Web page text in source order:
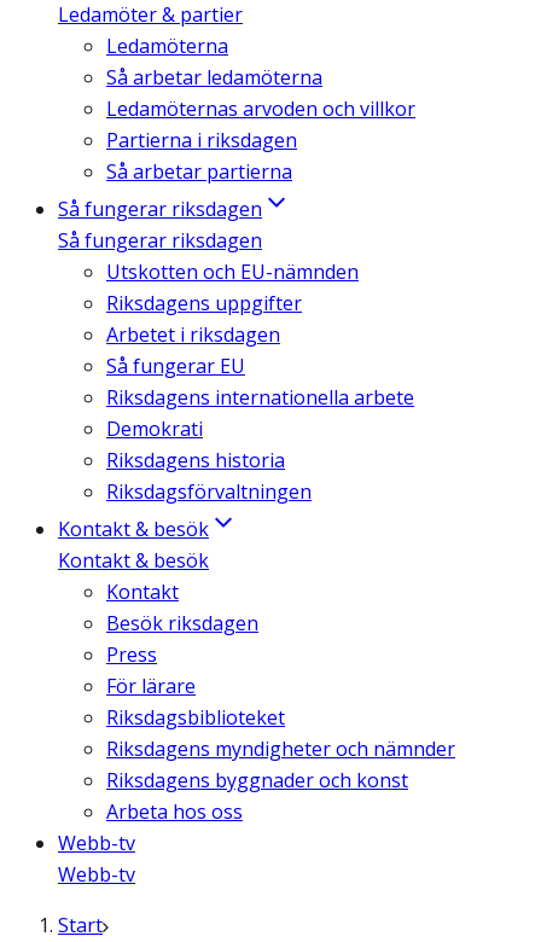
Ledamöter & partier
Ledamöterna
Så arbetar ledamöterna
Ledamöternas arvoden och villkor
Partierna i riksdagen
Så arbetar partierna
Så fungerar riksdagen
Så fungerar riksdagen
Utskotten och EU-nämnden
Riksdagens uppgifter
Arbetet i riksdagen
Så fungerar EU
Riksdagens internationella arbete
Demokrati
Riksdagens historia
Riksdagsförvaltningen
Kontakt & besök
Kontakt & besök
Kontakt
Besök riksdagen
Press
För lärare
Riksdagsbiblioteket
Riksdagens myndigheter och nämnder
Riksdagens byggnader och konst
Arbeta hos oss
Webb-tv
Webb-tv
Start